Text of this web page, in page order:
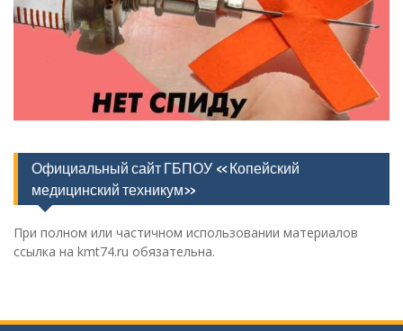
Официальный сайт ГБПОУ «Копейский
медицинский техникум»
При полном или частичном использовании материалов
ссылка на kmt74.ru обязательна.